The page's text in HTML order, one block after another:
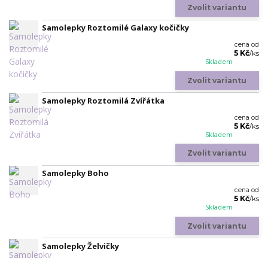
Zvolit variantu
Samolepky Roztomilé Galaxy kočičky
cena od
5 Kč/ks
Skladem
Zvolit variantu
Samolepky Roztomilá Zvířátka
cena od
5 Kč/ks
Skladem
Zvolit variantu
Samolepky Boho
cena od
5 Kč/ks
Skladem
Zvolit variantu
Samolepky Želvičky